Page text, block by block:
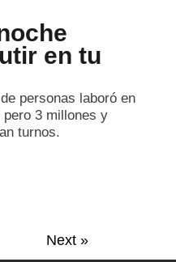
en tu
personas laboró en
pero 3 millones y
turnos.
Next »